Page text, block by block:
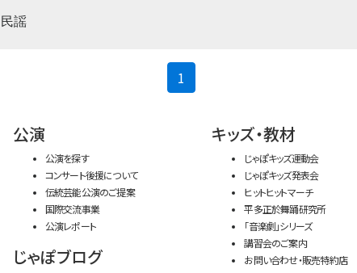
民謡
1
公演
公演を探す
コンサート後援について
伝統芸能公演のご提案
国際交流事業
公演レポート
じゃぽブログ
キッズ・教材
じゃぽキッズ運動会
じゃぽキッズ発表会
ヒットヒットマーチ
平多正於舞踊研究所
「音楽劇」シリーズ
講習会のご案内
お問い合わせ・販売特約店